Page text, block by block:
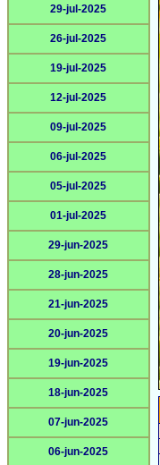
29-jul-2025
26-jul-2025
19-jul-2025
12-jul-2025
09-jul-2025
06-jul-2025
05-jul-2025
01-jul-2025
29-jun-2025
28-jun-2025
21-jun-2025
20-jun-2025
19-jun-2025
18-jun-2025
07-jun-2025
06-jun-2025